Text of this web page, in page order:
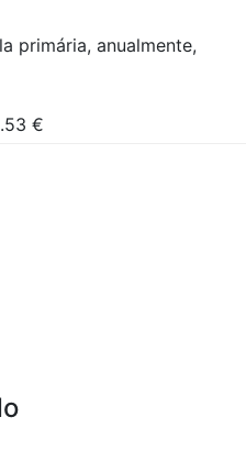
primária, anualmente,
€